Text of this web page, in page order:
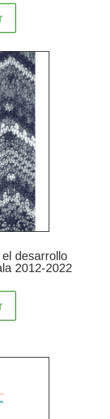
desarrollo
2012-2022